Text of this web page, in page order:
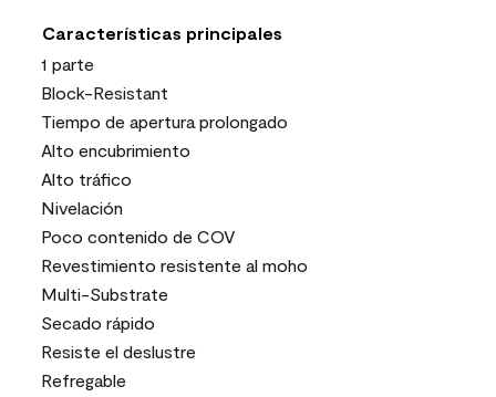
Características principales
1 parte
Block-Resistant
Tiempo de apertura prolongado
Alto encubrimiento
Alto tráfico
Nivelación
Poco contenido de COV
Revestimiento resistente al moho
Multi-Substrate
Secado rápido
Resiste el deslustre
Refregable